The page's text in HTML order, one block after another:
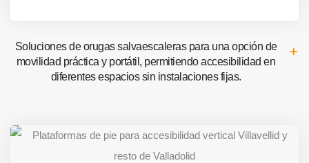
Soluciones de orugas salvaescaleras para una opción de
movilidad práctica y portátil, permitiendo accesibilidad en
diferentes espacios sin instalaciones fijas.